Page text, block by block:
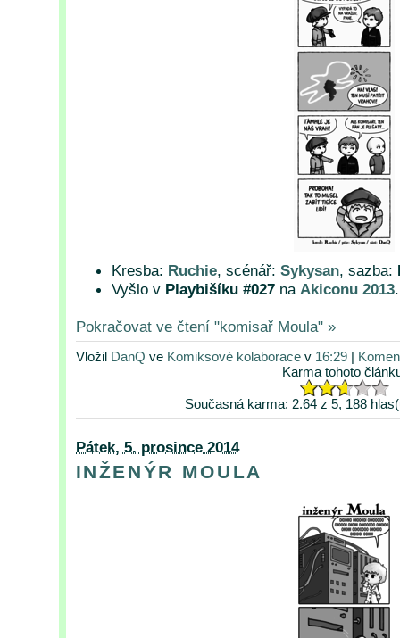
Kresba: Ruchie, scénář: Sykysan, sazba:
Vyšlo v Playbišíku #027na Akiconu 2013.
Pokračovat ve čtení "komisař Moula" »
Vložil DanQ ve Komiksové kolaboracev 16:29|
Karma tohoto
Současná karma: 2.64 z 5, 188
Pátek, 5. prosince 2014
INŽENÝR MOULA